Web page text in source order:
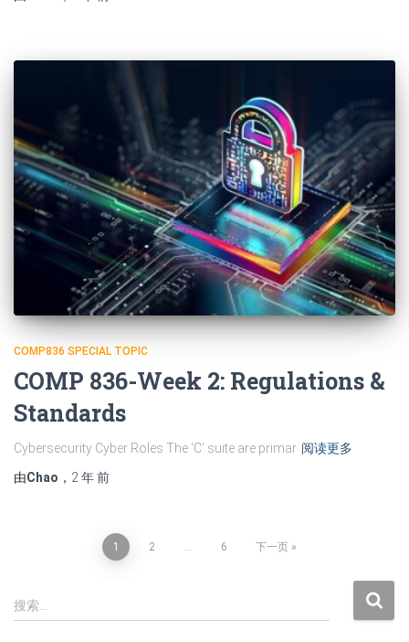
COMP836 SPECIAL TOPIC
COMP 836-Week 2: Regulations &
Standards
Cybersecurity Cyber Roles The ‘C’ suite are primar 阅读更多
由Chao ， 2 年前
章
1 2 6 下一页
搜
索
搜索…